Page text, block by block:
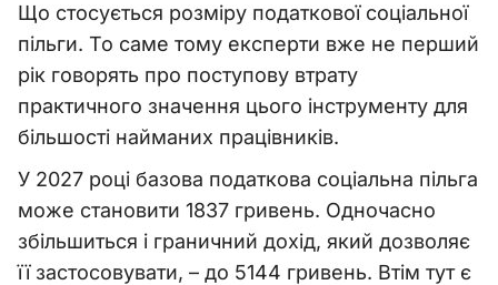
Що стосується розміру податкової соціальної
пільги. То саме тому експерти вже не перший
рік говорять про поступову втрату
практичного значення цього інструменту для
більшості найманих працівників.
У 2027 році базова податкова соціальна пільга
може становити 1837 гривень. Одночасно
збільшиться і граничний дохід, який дозволяє
її застосовувати, – до 5144 гривень. Втім тут є